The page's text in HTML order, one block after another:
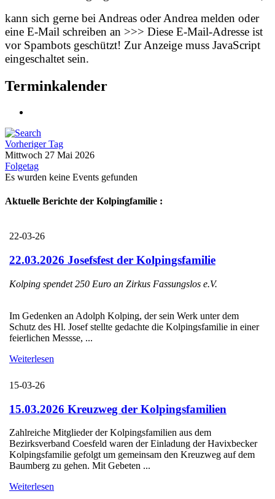
kann sich gerne bei Andreas oder Andrea melden oder
eine E-Mail schreiben an >>> Diese E-Mail-Adresse ist
vor Spambots geschützt! Zur Anzeige muss JavaScript
eingeschaltet sein.
Terminkalender
Vorheriger Tag
Mittwoch 27 Mai 2026
Folgetag
Es wurden keine Events gefunden
Aktuelle Berichte der Kolpingfamilie :
22-03-26
22.03.2026 Josefsfest der Kolpingsfamilie
Kolping spendet 250 Euro an Zirkus Fassungslos e.V.
Im Gedenken an Adolph Kolping, der sein Werk unter dem
Schutz des Hl. Josef stellte gedachte die Kolpingsfamilie in einer
feierlichen Messse, ...
Weiterlesen
15-03-26
15.03.2026 Kreuzweg der Kolpingsfamilien
Zahlreiche Mitglieder der Kolpingsfamilien aus dem
Bezirksverband Coesfeld waren der Einladung der Havixbecker
Kolpingsfamilie gefolgt um gemeinsam den Kreuzweg auf dem
Baumberg zu gehen. Mit Gebeten ...
Weiterlesen